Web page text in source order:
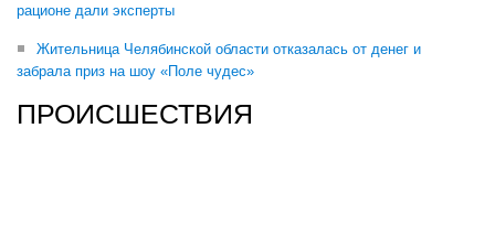
рационе дали эксперты
Жительница Челябинской области отказалась от денег и
забрала приз на шоу «Поле чудес»
ПРОИСШЕСТВИЯ